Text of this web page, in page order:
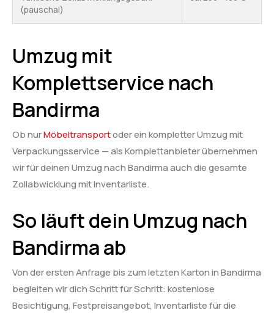
(pauschal)
Umzug mit
Komplettservice nach
Bandirma
Ob nurMöbeltransportoder ein kompletter Umzug mit
Verpackungsservice — als Komplettanbieter übernehmen
wir für deinen Umzug nach Bandirma auch die gesamte
Zollabwicklung mit Inventarliste.
So läuft dein Umzug nach
Bandirma ab
Von der ersten Anfrage bis zum letzten Karton in Bandirma
begleiten wir dich Schritt für Schritt: kostenlose
Besichtigung, Festpreisangebot, Inventarliste für die